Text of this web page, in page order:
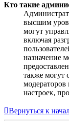
Кто такие
высшим
могут
включая
назначение
также могут
модераторов
настроек,
Вернуться к